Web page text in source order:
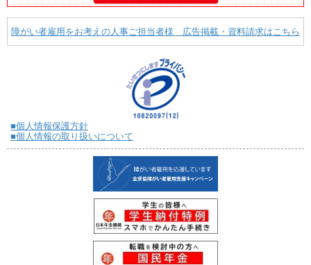
障がい者雇用をお考えの人事ご担当者様 広告掲載・資料請求はこちら
■個人情報保護方針
■個人情報の取り扱いについて